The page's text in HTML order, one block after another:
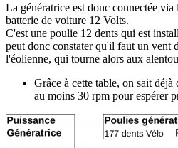
La génératrice est donc connectée via
batterie de voiture 12 Volts.
C'est une poulie 12 dents qui est
peut donc constater qu'il faut un vent
l'éolienne, qui tourne alors aux
Grâce à cette table, on sait
au moins 30 rpm pour espérer